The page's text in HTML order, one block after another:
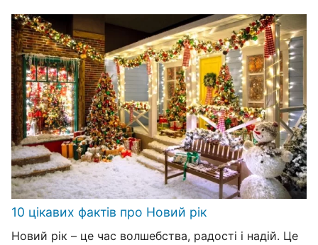
10 цікавих фактів про Новий рік
Новий рік – це час волшебства, радості і надій. Це